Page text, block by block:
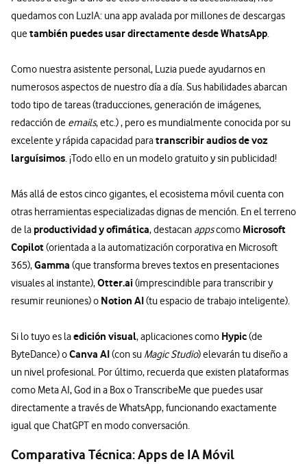
quedamos con LuzIA: una app avalada por millones de descargas
quetambién puedes usar directamente desde WhatsApp.
Como nuestra asistente personal, Luzia puede ayudarnos en
numerosos aspectos de nuestro día a día. Sus habilidades abarcan
todo tipo de tareas (traducciones, generación de imágenes,
redacción de emails, etc.) , pero es mundialmente conocida por su
excelente y rápida capacidad paratranscribir audios de voz
larguísimos. ¡Todo ello en un modelo gratuito y sin publicidad!
Más allá de estos cinco gigantes, el ecosistema móvil cuenta con
otras herramientas especializadas dignas de mención. En el terreno
de la productividad y ofimática, destacan appscomo Microsoft
Copilot(orientada a la automatización corporativa en Microsoft
365),Gamma (que transforma breves textos en presentaciones
visuales al instante),Otter.ai (imprescindible para transcribir y
resumir reuniones) o Notion AI(tu espacio de trabajo inteligente).
Si lo tuyo es laedición visual, aplicaciones como Hypic(de
ByteDance) oCanva AI(con su Magic Studio) elevarán tu diseño a
un nivel profesional. Por último, recuerda que existen plataformas
como Meta AI, God in a Box o TranscribeMe que puedes usar
directamente a través de WhatsApp, funcionando exactamente
igual que ChatGPT en modo conversación.
Comparativa Técnica: Apps de IA Móvil